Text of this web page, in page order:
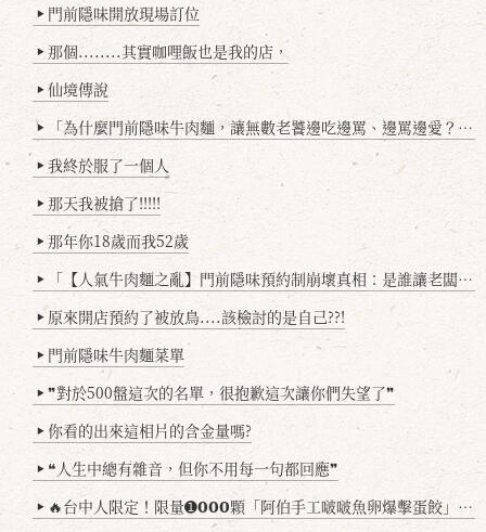
▶ 門前隱味開放現場訂位
▶ 那個........其實咖哩飯也是我的店，
▶ 仙境傳說
▶ 「為什麼門前隱味牛肉麵，讓無數老饕邊吃邊罵、邊罵邊愛？小辣雞揭密！」
▶ 我終於服了一個人
▶ 那天我被搶了!!!!!
▶ 那年你18歲而我52歲
▶ 「【人氣牛肉麵之亂】門前隱味預約制崩壞真相：是誰讓老闆心灰意冷？」
▶ 原來開店預約了被放鳥....該檢討的是自己??!
▶ 門前隱味牛肉麵菜單
▶ ❞對於500盤這次的名單，很抱歉這次讓你們失望了❞
▶ 你看的出來這相片的含金量嗎?
▶ ❝人生中總有雜音，但你不用每一句都回應❞
▶ 🔥台中人限定！限量➊𝟬𝟬𝟬顆「阿伯手工啵啵魚卵爆擊蛋餃」台北已被搶爆2萬顆，最後名額門前隱味只留給你！🥟💥